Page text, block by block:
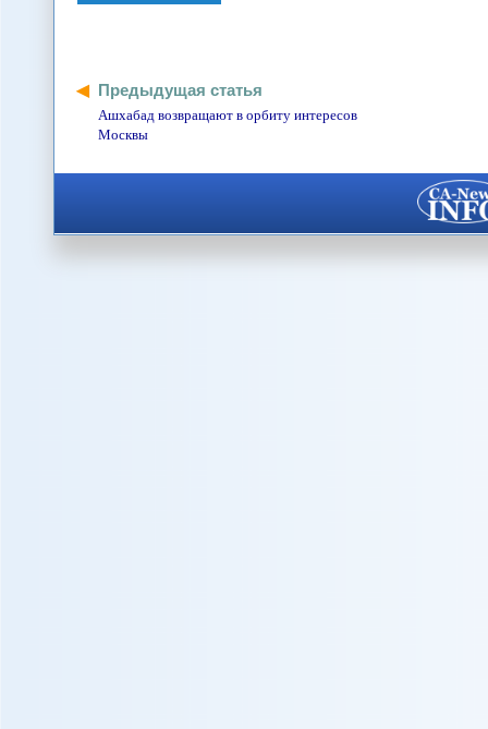
Предыдущая статья
Ашхабад возвращают в орбиту интересов
Москвы